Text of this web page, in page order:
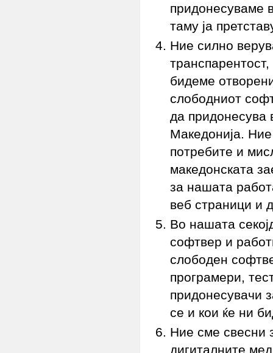
придонесуваме
таму ја
Ние силно
бидеме
слободниот
да придонесува
Македонија.
потребите и
македонската
за нашата
веб страници и
Во нашата
софтвер и
слободен
програмери,
придонесувачи
се и кои ќе ни
Ние сме свесни
дигиталните